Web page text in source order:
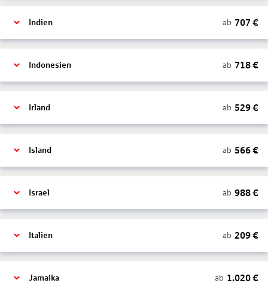
Indien ab 707 €
Indonesien ab 718€
Irland ab 529€
Island ab 566€
Israel ab 988€
Italien ab 209€
Jamaika ab 1.020€